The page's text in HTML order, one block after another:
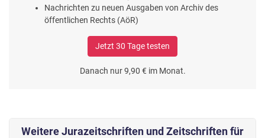
Nachrichten zu neuen Ausgaben von Archiv des
öffentlichen Rechts (AöR)
Jetzt 30 Tage testen
Danach nur 9,90 € im Monat.
Weitere Jurazeitschriften und Zeitschriften für